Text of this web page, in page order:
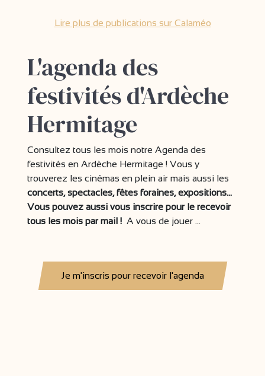
Lire plus de publications sur Calaméo
L'agenda des
festivités d'Ardèche
Hermitage
Consultez tous les mois notre Agenda des
festivités en Ardèche Hermitage ! Vous y
trouverez les cinémas en plein air mais aussi les
concerts, spectacles, fêtes foraines, expositions...
Vous pouvez aussi vous inscrire pour le recevoir
tous les mois par mail ! A vous de jouer ...
Je m'inscris pour recevoir l'agenda